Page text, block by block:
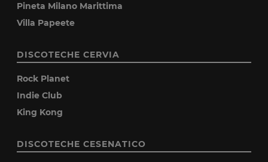
Pineta Milano Marittima
Villa Papeete
DISCOTECHE CERVIA
Rock Planet
Indie Club
King Kong
DISCOTECHE CESENATICO